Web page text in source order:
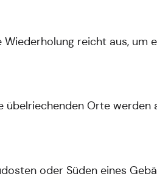
reicht aus, um
übelriechenden Orte werden
oder Süden eines